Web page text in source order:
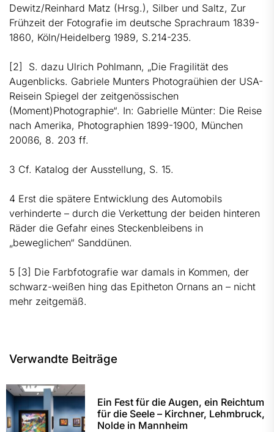
Dewitz/Reinhard Matz (Hrsg.), Silber und Saltz, Zur
Frühzeit der Fotografie im deutsche Sprachraum 1839-
1860, Köln/Heidelberg 1989, S.214-235.
[2] S. dazu Ulrich Pohlmann, „Die Fragilität des
Augenblicks. Gabriele Munters Photograühien der USA-
Reisein Spiegel der zeitgenössischen
(Moment)Photographie“. In: Gabrielle Münter: Die Reise
nach Amerika, Photographien 1899-1900, München
200ß6, 8. 203 ff.
3 Cf. Katalog der Ausstellung, S. 15.
4 Erst die spätere Entwicklung des Automobils
verhinderte – durch die Verkettung der beiden hinteren
Räder die Gefahr eines Steckenbleibens in
„beweglichen“ Sanddünen.
5 [3] Die Farbfotografie war damals in Kommen, der
schwarz-weißen hing das Epitheton Ornans an – nicht
mehr zeitgemäß.
Verwandte Beiträge
Ein Fest für die Augen, ein Reichtum
für die Seele – Kirchner, Lehmbruck,
Nolde in Mannheim